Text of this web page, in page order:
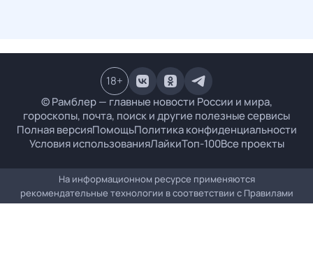
© Рамблер — главные новости России и мира,
гороскопы, почта, поиск и другие полезные сервисы
Полная версияПомощьПолитика конфиденциальности
Условия использованияЛайкиТоп-100Все проекты
18+
На информационном ресурсе применяются
рекомендательные технологии в соответствии с Правилами